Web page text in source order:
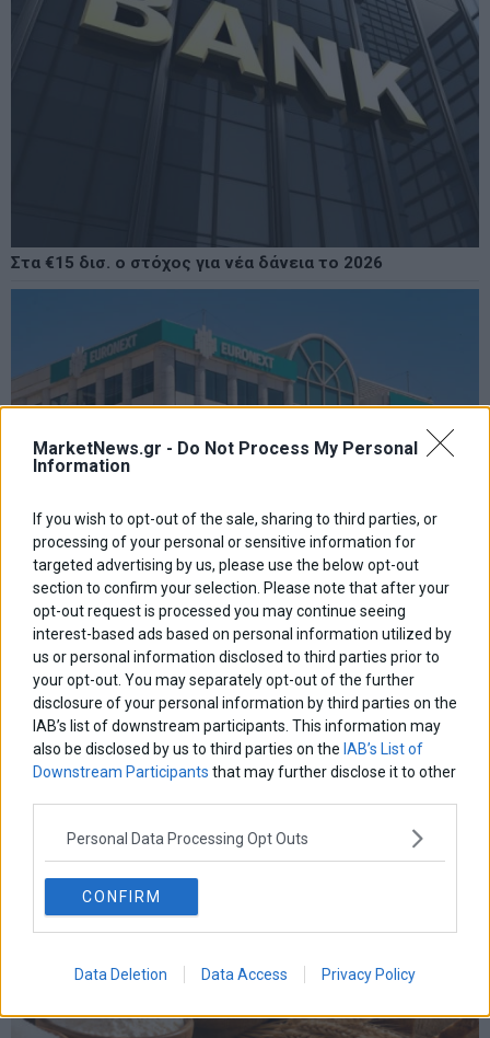
MarketNews.gr - Do Not Process My Personal
Information
If you wish to opt-out of the sale, sharing to third parties, or
processing of your personal or sensitive information for
targeted advertising by us, please use the below opt-out
section to confirm your selection. Please note that after your
opt-out request is processed you may continue seeing
interest-based ads based on personal information utilized by
us or personal information disclosed to third parties prior to
your opt-out. You may separately opt-out of the further
disclosure of your personal information by third parties on the
IAB’s list of downstream participants. This information may
also be disclosed by us to third parties on the IAB’s List of
Downstream Participants that may further disclose it to other
Personal Data Processing Opt Outs
CONFIRM
Data Deletion Data Access Privacy Policy
Στα €15 δισ. ο στόχος για νέα δάνεια το 2026
Χρηματιστήριο: Κλείσιμο πάνω από τις 2.600 μονάδες
και νέα θετική εβδομάδα